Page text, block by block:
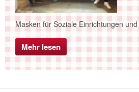
Masken für Soziale Einrichtungen
Mehr lesen